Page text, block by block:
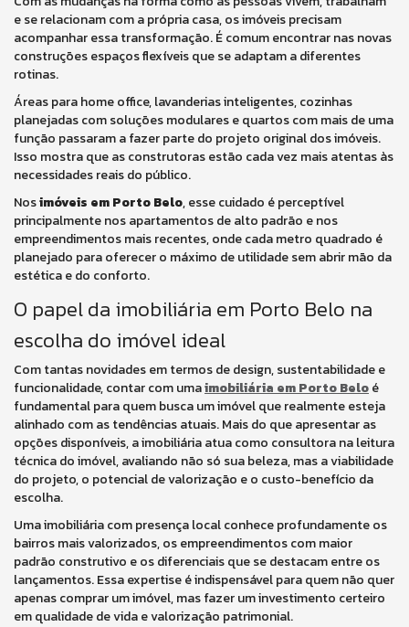
e se relacionam com a própria casa, os imóveis precisam
acompanhar essa transformação. É comum encontrar nas novas
construções espaços flexíveis que se adaptam a diferentes
rotinas.
Áreas para home office, lavanderias inteligentes, cozinhas
planejadas com soluções modulares e quartos com mais de uma
função passaram a fazer parte do projeto original dos imóveis.
Isso mostra que as construtoras estão cada vez mais atentas às
necessidades reais do público.
Nosimóveis em Porto Belo, esse cuidado é perceptível
principalmente nos apartamentos de alto padrão e nos
empreendimentos mais recentes, onde cada metro quadrado é
planejado para oferecer o máximo de utilidade sem abrir mão da
estética e do conforto.
O papel da imobiliária em Porto Belo na
escolha do imóvel ideal
Com tantas novidades em termos de design, sustentabilidade e
funcionalidade, contar com umaimobiliária em Porto Beloé
fundamental para quem busca um imóvel que realmente esteja
alinhado com as tendências atuais. Mais do que apresentar as
opções disponíveis, a imobiliária atua como consultora na leitura
técnica do imóvel, avaliando não só sua beleza, mas a viabilidade
do projeto, o potencial de valorização e o custo-benefício da
escolha.
Uma imobiliária com presença local conhece profundamente os
bairros mais valorizados, os empreendimentos com maior
padrão construtivo e os diferenciais que se destacam entre os
lançamentos. Essa expertise é indispensável para quem não quer
apenas comprar um imóvel, mas fazer um investimento certeiro
em qualidade de vida e valorização patrimonial.